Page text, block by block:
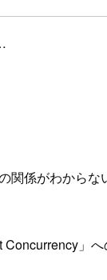
係がわから
」